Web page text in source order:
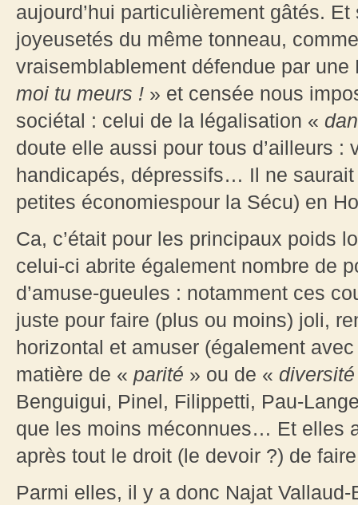
aujourd’hui particulièrement gâtés.
joyeusetés du même tonneau,
vraisemblablement défendue par
moi tu meurs ! » et censée nous
sociétal : celui de la légalisation «
doute elle aussi pour tous d’ailleurs
handicapés, dépressifs… Il ne
petites économiespour la Sécu) en
Ca, c’était pour les principaux poids
celui-ci abrite également nombre de
d’amuse-gueules : notamment ces
juste pour faire (plus ou moins) joli,
horizontal et amuser (également
matière de « parité » ou de « diversité
Benguigui, Pinel, Filippetti, Pau-
que les moins méconnues… Et elles
après tout le droit (le devoir ?) de
Parmi elles, il y a donc Najat